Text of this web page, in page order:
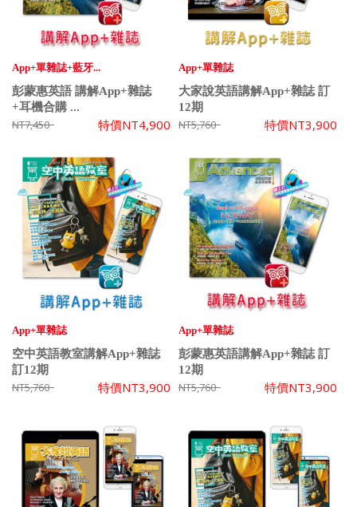
App+單雜誌+藍牙...
彭蒙惠英語 講解App+雜誌
+耳機合購 ...
NT7,450 特價NT4,900
App+單雜誌
大家說英語講解App+雜誌 訂
12期
NT5,760 特價NT3,900
App+單雜誌
空中英語教室講解App+雜誌
訂12期
NT5,760 特價NT3,900
App+單雜誌
彭蒙惠英語講解App+雜誌 訂
12期
NT5,760 特價NT3,900